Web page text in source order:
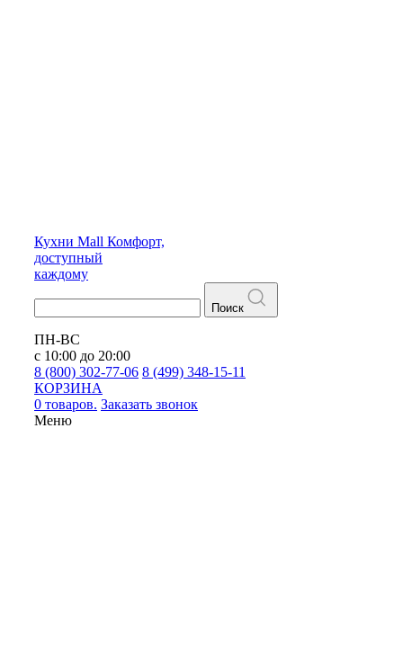
Кухни Mall Комфорт,
доступный
каждому
Поиск
ПН-ВС
с 10:00 до 20:00
8 (800) 302-77-06 8 (499) 348-15-11
КОРЗИНА
0 товаров. Заказать звонок
Меню